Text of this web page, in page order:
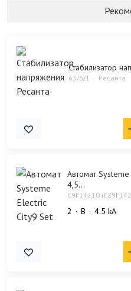
Стабилизатор
63/6/1 Ресанта
Автомат
4,5...
C9F14210
2 B 4.5 kA